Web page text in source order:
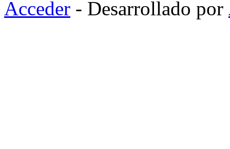
Acceder - Desarrollado por